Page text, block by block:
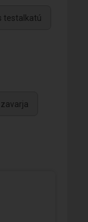
testalkatú